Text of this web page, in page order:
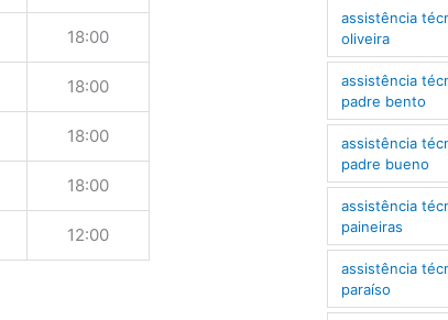
18:00
18:00
18:00
18:00
12:00
assistência
oliveira
assistência
padre bento
assistência
padre bueno
assistência
paineiras
assistência
paraíso